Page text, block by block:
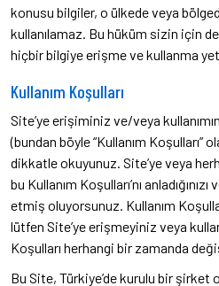
konusu bilgiler, o ülkede veya
kullanılamaz. Bu hüküm sizin için
hiçbir bilgiye erişme ve kullanma
Kullanım Koşulları
Site’ye erişiminiz ve/veya
(bundan böyle “Kullanım Koşulları”
dikkatle okuyunuz. Site’ye veya
bu Kullanım Koşulları’nı
etmiş oluyorsunuz. Kullanım
lütfen Site’ye erişmeyiniz veya
Koşulları herhangi bir zamanda
Bu Site, Türkiye’de kurulu bir şirket